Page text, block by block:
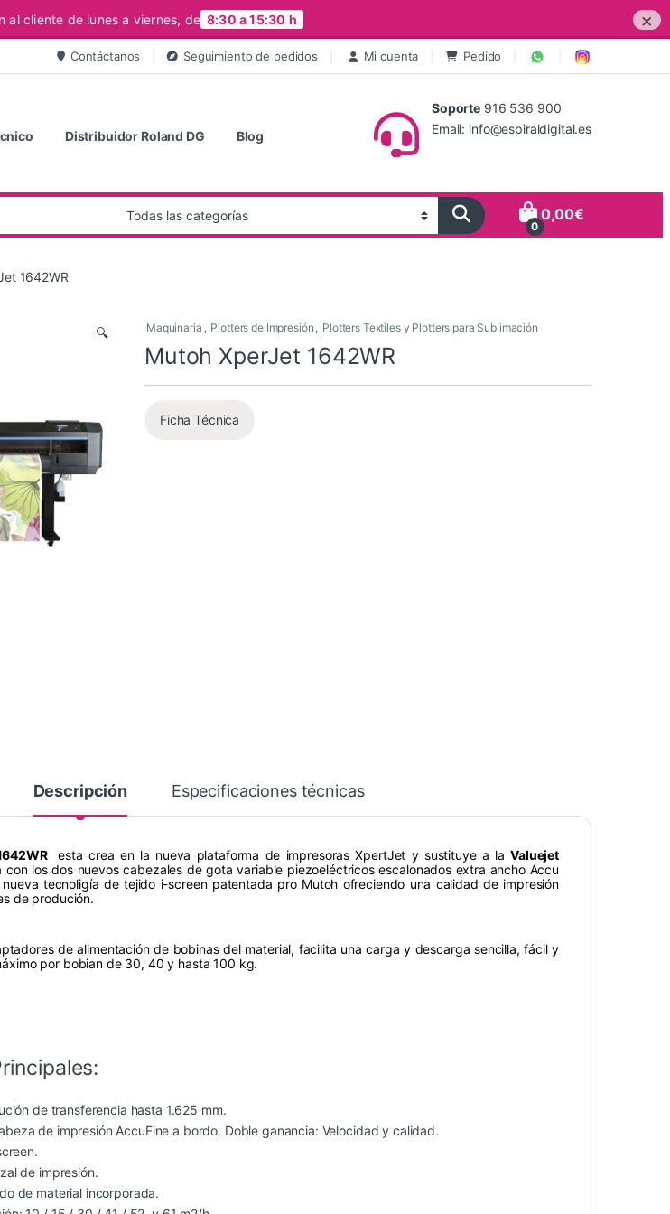
al cliente de lunes a viernes, de 8:30 a 15:30 h ×
Contáctanos Seguimiento de pedidos Mi cuenta Pedido
Distribuidor Roland DG Blog
Soporte 916 536 900
Email: info@espiraldigital.es
0
0,00€
1642WR
🔍 Maquinaria , Plotters de Impresión , Plotters Textiles y Plotters para Sublimación
Mutoh XperJet 1642WR
Ficha Técnica
Descripción Especificaciones técnicas
esta crea en la nueva plataforma de impresoras XpertJet y sustituye a laValuejet
con los dos nuevos cabezales de gota variable piezoeléctricos escalonados extra ancho Accu
tecnoligía de tejido i-screen patentada pro Mutoh ofreciendo una calidad de impresión
de produción.
de alimentación de bobinas del material, facilita una carga y descarga sencilla, fácil y
por bobian de 30, 40 y hasta 100 kg.
de transferencia hasta 1.625 mm.
de impresión AccuFine a bordo. Doble ganancia: Velocidad y calidad.
de impresión.
de material incorporada.